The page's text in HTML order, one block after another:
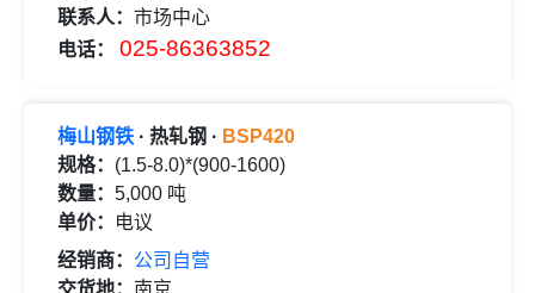
联系人： 市场中心
电话：
025-86363852
梅山钢铁 · 热轧钢 · BSP420
规格： (1.5-8.0)*(900-1600)
数量： 5,000 吨
单价：
电议
经销商： 公司自营
交货地： 南京